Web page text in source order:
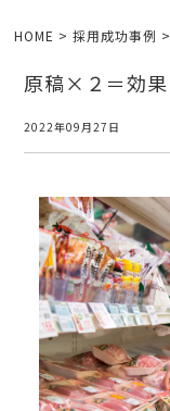
HOME >採用成功事例 >
原稿×２＝効果
2022年09月27日